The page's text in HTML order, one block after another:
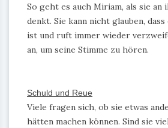
So geht es auch Miriam, als sie an
denkt. Sie kann nicht glauben,
ist und ruft immer wieder
an, um seine Stimme zu hören.
Schuld und Reue
Viele fragen sich, ob sie etwas
hätten machen können. Sind sie